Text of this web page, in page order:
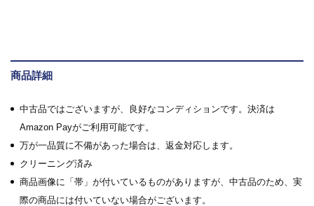
商品詳細
中古品ではございますが、良好なコンディションです。決済は
Amazon Payがご利用可能です。
万が一品質に不備があった場合は、返金対応します。
クリーニング済み
商品画像に「帯」が付いているものがありますが、中古品のため、実
際の商品には付いていない場合がございます。